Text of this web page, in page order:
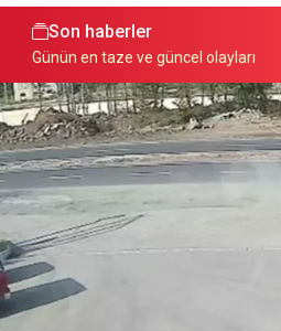
Son haberler
Günün en taze ve güncel olayları